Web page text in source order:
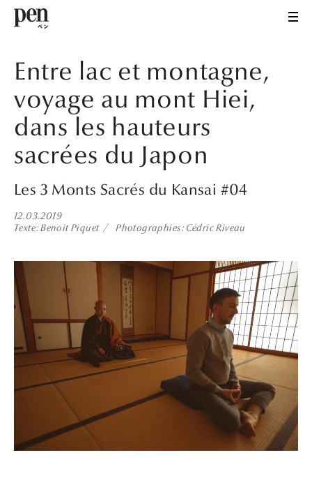
Entre lac et montagne,
voyage au mont Hiei,
dans les hauteurs
sacrées du Japon
Les 3 Monts Sacrés du Kansai #04
12.03.2019
Texte Benoit Piquet Photographies Cédric Riveau